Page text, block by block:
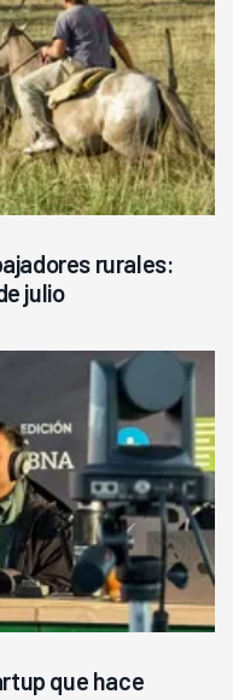
rurales:
julio
que hace